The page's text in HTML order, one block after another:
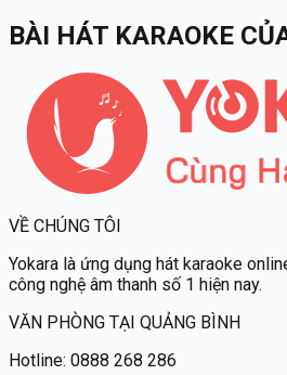
BÀI HÁT KARAOKE
VỀ CHÚNG TÔI
Yokara là ứng dụng hát karaoke
công nghệ âm thanh số 1 hiện nay.
VĂN PHÒNG TẠI QUẢNG BÌNH
Hotline: 0888 268 286